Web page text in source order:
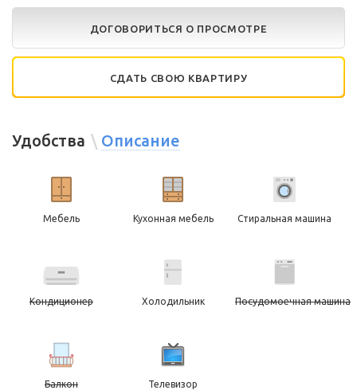
ДОГОВОРИТЬСЯ О ПРОСМОТРЕ
СДАТЬ СВОЮ КВАРТИРУ
Удобства Описание
Мебель Кухонная мебель Стиральная машина
Кондиционер Холодильник Посудомоечная машина
Балкон Телевизор